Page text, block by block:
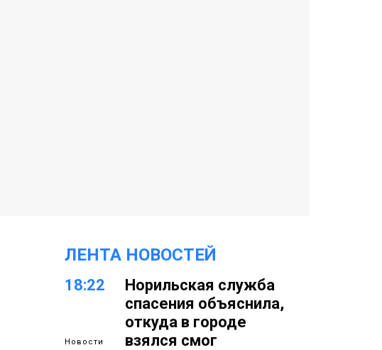
ЛЕНТА НОВОСТЕЙ
18:22
Новости
Норильская служба
спасения объяснила,
откуда в городе
взялся смог